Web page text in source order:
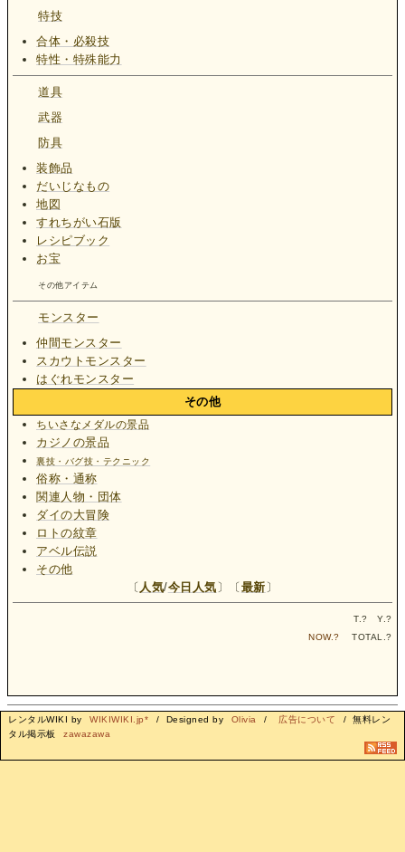
特技
合体・必殺技
特性・特殊能力
道具
武器
防具
装飾品
だいじなもの
地図
すれちがい石版
レシピブック
お宝
その他アイテム
モンスター
仲間モンスター
スカウトモンスター
はぐれモンスター
その他
ちいさなメダルの景品
カジノの景品
裏技・バグ技・テクニック
俗称・通称
関連人物・団体
ダイの大冒険
ロトの紋章
アベル伝説
その他
〔 人気/今日人気〕〔最新〕
T.? Y.?
NOW.? TOTAL.?
レンタルWIKI by WIKIWIKI.jp* / Designed by Olivia / 広告について
/ 無料レン
タル掲示板
zawazawa